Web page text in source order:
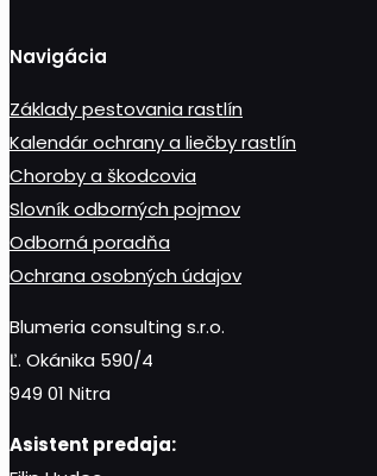
Navigácia
Základy pestovania rastlín
Kalendár ochrany a liečby rastlín
Choroby a škodcovia
Slovník odborných pojmov
Odborná poradňa
Ochrana osobných údajov
Blumeria consulting s.r.o.
Ľ. Okánika 590/4
949 01 Nitra
Asistent predaja: